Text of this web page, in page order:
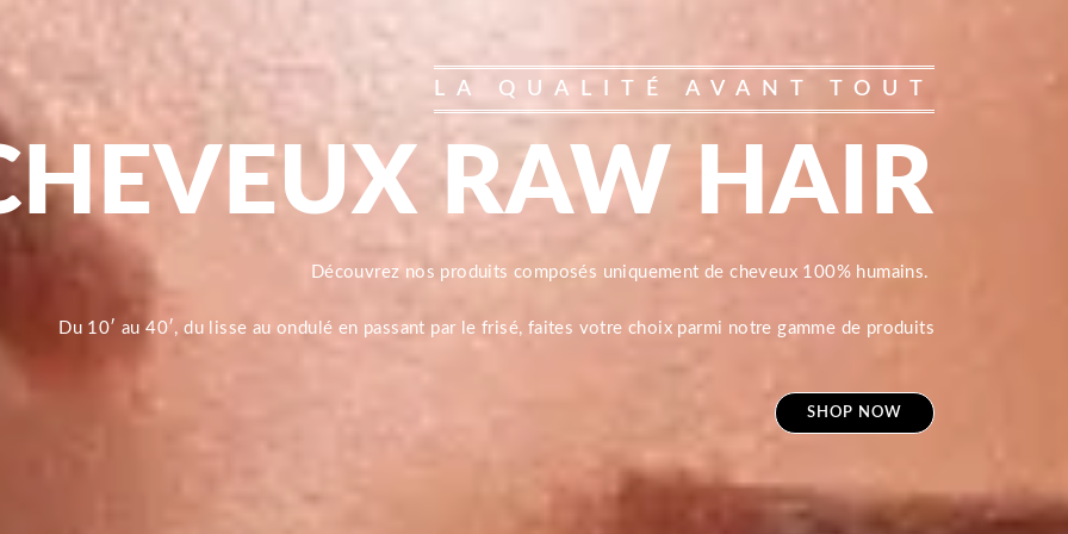
LA QUALITÉ AVANT TOUT
RAW HAIR
Découvrez nos produits composés uniquement de cheveux 100% humains.
Du 10′ au 40′, du lisse au ondulé en passant par le frisé, faites votre choix parmi notre gamme de produits
SHOP NOW